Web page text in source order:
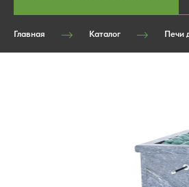
Главная Каталог Печи